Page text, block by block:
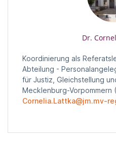
Dr.
Koordinierung als
Abteilung -
für Justiz, Gleichstellung
Mecklenburg-Vorpommern
Cornelia.Lattka@jm.mv-